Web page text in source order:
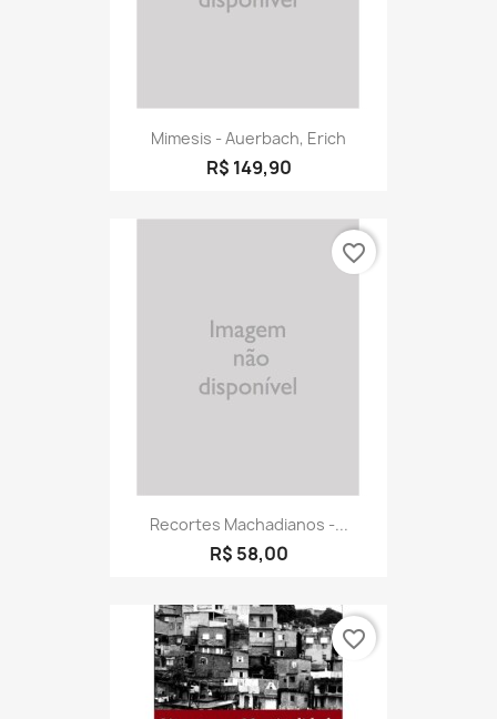
Mimesis - Auerbach, Erich
R$ 149,90
Recortes Machadianos -...
R$ 58,00
favorite_border
favorite_border